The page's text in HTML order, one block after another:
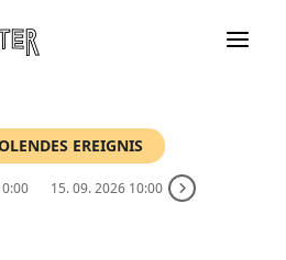
EREIGNIS
15. 09. 2026 10:00